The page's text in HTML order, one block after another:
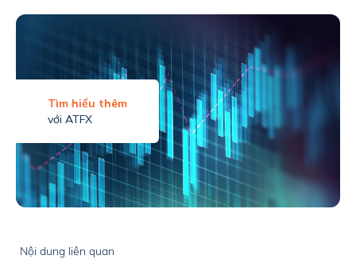
Tìm hiểu thêm
với ATFX
Nội dung liên quan